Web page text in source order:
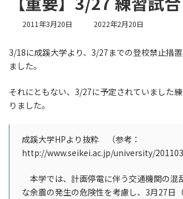
2011年3月20日
最
新
:
2022年2月20日
3/18に成蹊大学より、3/27までの登校禁止措
ました。
それにともない、3/27に予定されていました
りました。
成蹊大学HPより抜粋 （参考：
http://www.seikei.ac.jp/university/
本学では、計画停電に伴う交通機関の混
な余震の発生の危険性を考慮し、3月27日